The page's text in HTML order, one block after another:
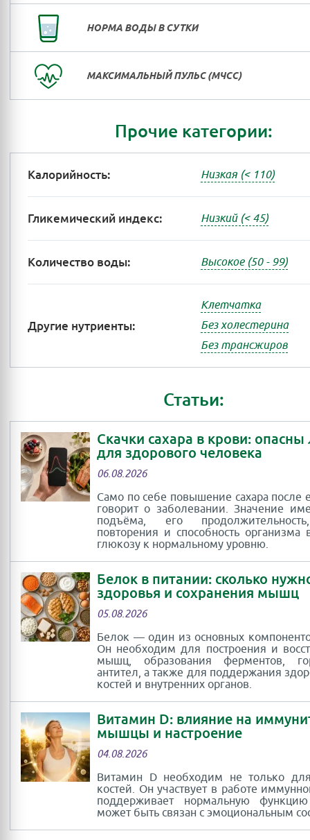
НОРМА ВОДЫ В СУТКИ
МАКСИМАЛЬНЫЙ ПУЛЬС (МЧСС)
Прочие категории:
Калорийность: Низкая (< 110)
Гликемический индекс: Низкий (< 45)
Количество воды: Высокое (50 - 99)
Другие нутриенты:
Клетчатка
Без холестерина
Без трансжиров
Статьи:
Скачки сахара в крови: опасны
для здорового человека
06.08.2026
Само по себе повышение сахара после
говорит о заболевании. Значение
подъёма, его
повторения и способность организма
глюкозу к нормальному уровню.
Белок в питании: сколько
здоровья и сохранения мышц
05.08.2026
Белок — один из основных
Он необходим для построения и
мышц, образования ферментов,
антител, а также для поддержания
костей и внутренних органов.
Витамин D: влияние на
мышцы и настроение
04.08.2026
Витамин D необходим не только
костей. Он участвует в работе
поддерживает нормальную
может быть связан с эмоциональным